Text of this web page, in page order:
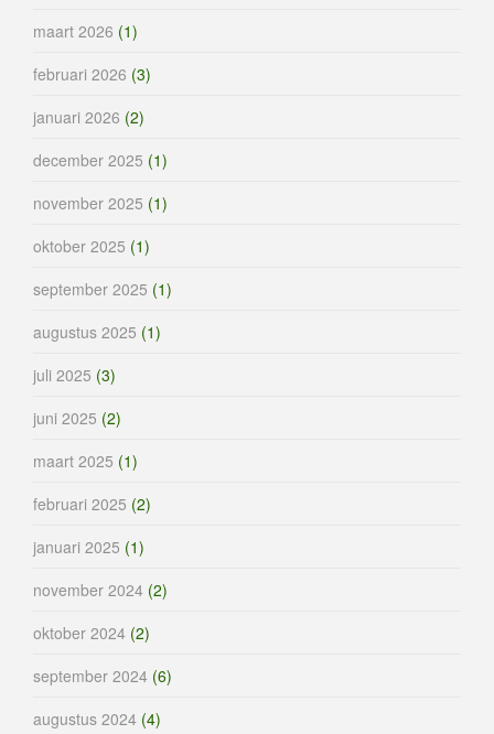
maart 2026 (1)
februari 2026 (3)
januari 2026 (2)
december 2025 (1)
november 2025 (1)
oktober 2025 (1)
september 2025 (1)
augustus 2025 (1)
juli 2025 (3)
juni 2025 (2)
maart 2025 (1)
februari 2025 (2)
januari 2025 (1)
november 2024 (2)
oktober 2024 (2)
september 2024 (6)
augustus 2024 (4)